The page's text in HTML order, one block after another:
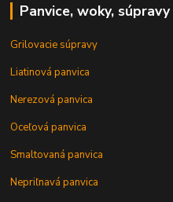
Panvice, woky, súpravy
Grilovacie súpravy
Liatinová panvica
Nerezová panvica
Oceľová panvica
Smaltovaná panvica
Nepriľnavá panvica